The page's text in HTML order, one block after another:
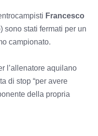
Francesco
sono stati fermati per un
campionato.
l’allenatore aquilano
di stop “per avere
della propria